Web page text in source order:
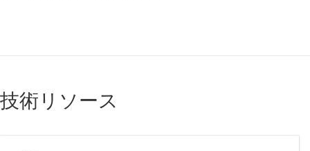
技術リソース